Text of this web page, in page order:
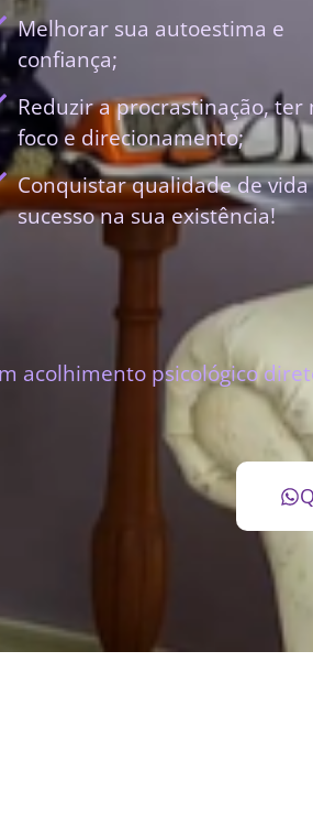
Melhorar sua autoestima e
confiança;
Reduzir a procrastinação, ter
foco e direcionamento;
Conquistar qualidade de
sucesso na sua existência!
acolhimento psicológico